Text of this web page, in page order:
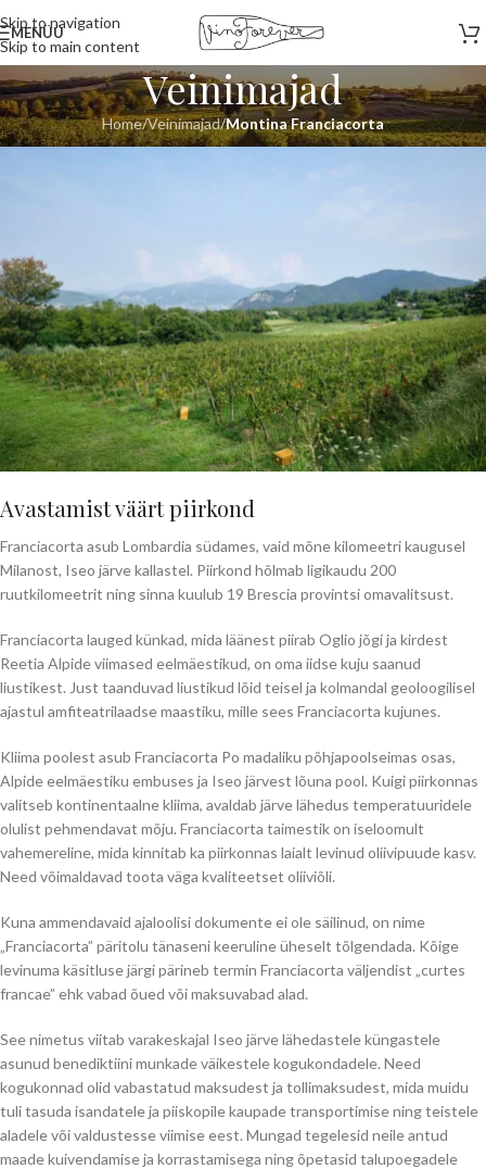
Skip to navigation
Skip to main content
MENÜÜ
Veinimajad
Home/Veinimajad/Montina Franciacorta
Franciacorta
Avastamist väärt piirkond
Franciacorta asub Lombardia südames, vaid mõne kilomeetri kaugusel
Milanost, Iseo järve kallastel. Piirkond hõlmab ligikaudu 200
ruutkilomeetrit ning sinna kuulub 19 Brescia provintsi omavalitsust.
Franciacorta lauged künkad, mida läänest piirab Oglio jõgi ja kirdest
Reetia Alpide viimased eelmäestikud, on oma iidse kuju saanud
liustikest. Just taanduvad liustikud lõid teisel ja kolmandal geoloogilisel
ajastul amfiteatrilaadse maastiku, mille sees Franciacorta kujunes.
Kliima poolest asub Franciacorta Po madaliku põhjapoolseimas osas,
Alpide eelmäestiku embuses ja Iseo järvest lõuna pool. Kuigi piirkonnas
valitseb kontinentaalne kliima, avaldab järve lähedus temperatuuridele
olulist pehmendavat mõju. Franciacorta taimestik on iseloomult
vahemereline, mida kinnitab ka piirkonnas laialt levinud oliivipuude kasv.
Need võimaldavad toota väga kvaliteetset oliiviõli.
Kuna ammendavaid ajaloolisi dokumente ei ole säilinud, on nime
„Franciacorta” päritolu tänaseni keeruline üheselt tõlgendada. Kõige
levinuma käsitluse järgi pärineb termin Franciacorta väljendist „curtes
francae” ehk vabad õued või maksuvabad alad.
See nimetus viitab varakeskajal Iseo järve lähedastele küngastele
asunud benediktiini munkade väikestele kogukondadele. Need
kogukonnad olid vabastatud maksudest ja tollimaksudest, mida muidu
tuli tasuda isandatele ja piiskopile kaupade transportimise ning teistele
aladele või valdustesse viimise eest. Mungad tegelesid neile antud
maade kuivendamise ja korrastamisega ning õpetasid talupoegadele